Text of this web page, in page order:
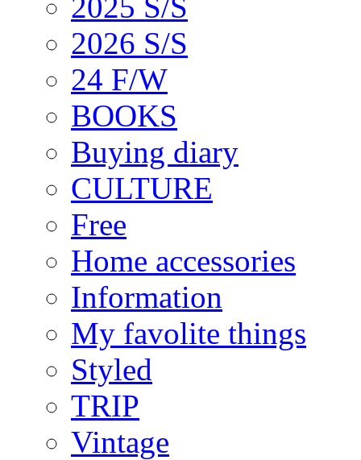
2026 S/S
24 F/W
BOOKS
Buying diary
CULTURE
Free
Home accessories
Information
My favolite things
Styled
TRIP
Vintage